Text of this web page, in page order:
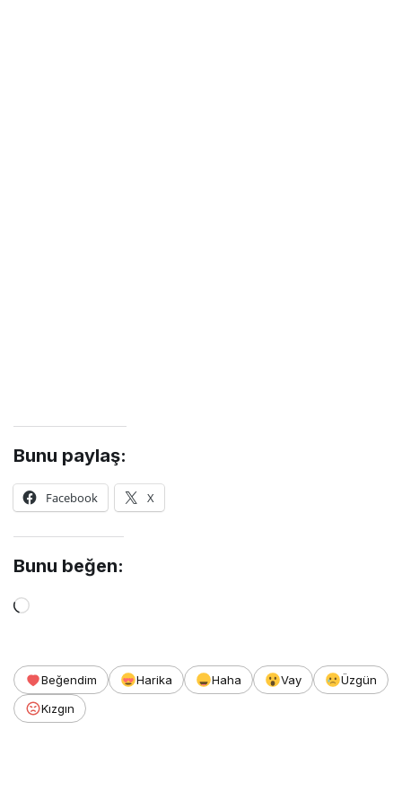
Bunu paylaş:
Facebook X
Bunu beğen:
Yükleniyor...
Beğendim Harika Haha Vay
Üzgün
Kızgın